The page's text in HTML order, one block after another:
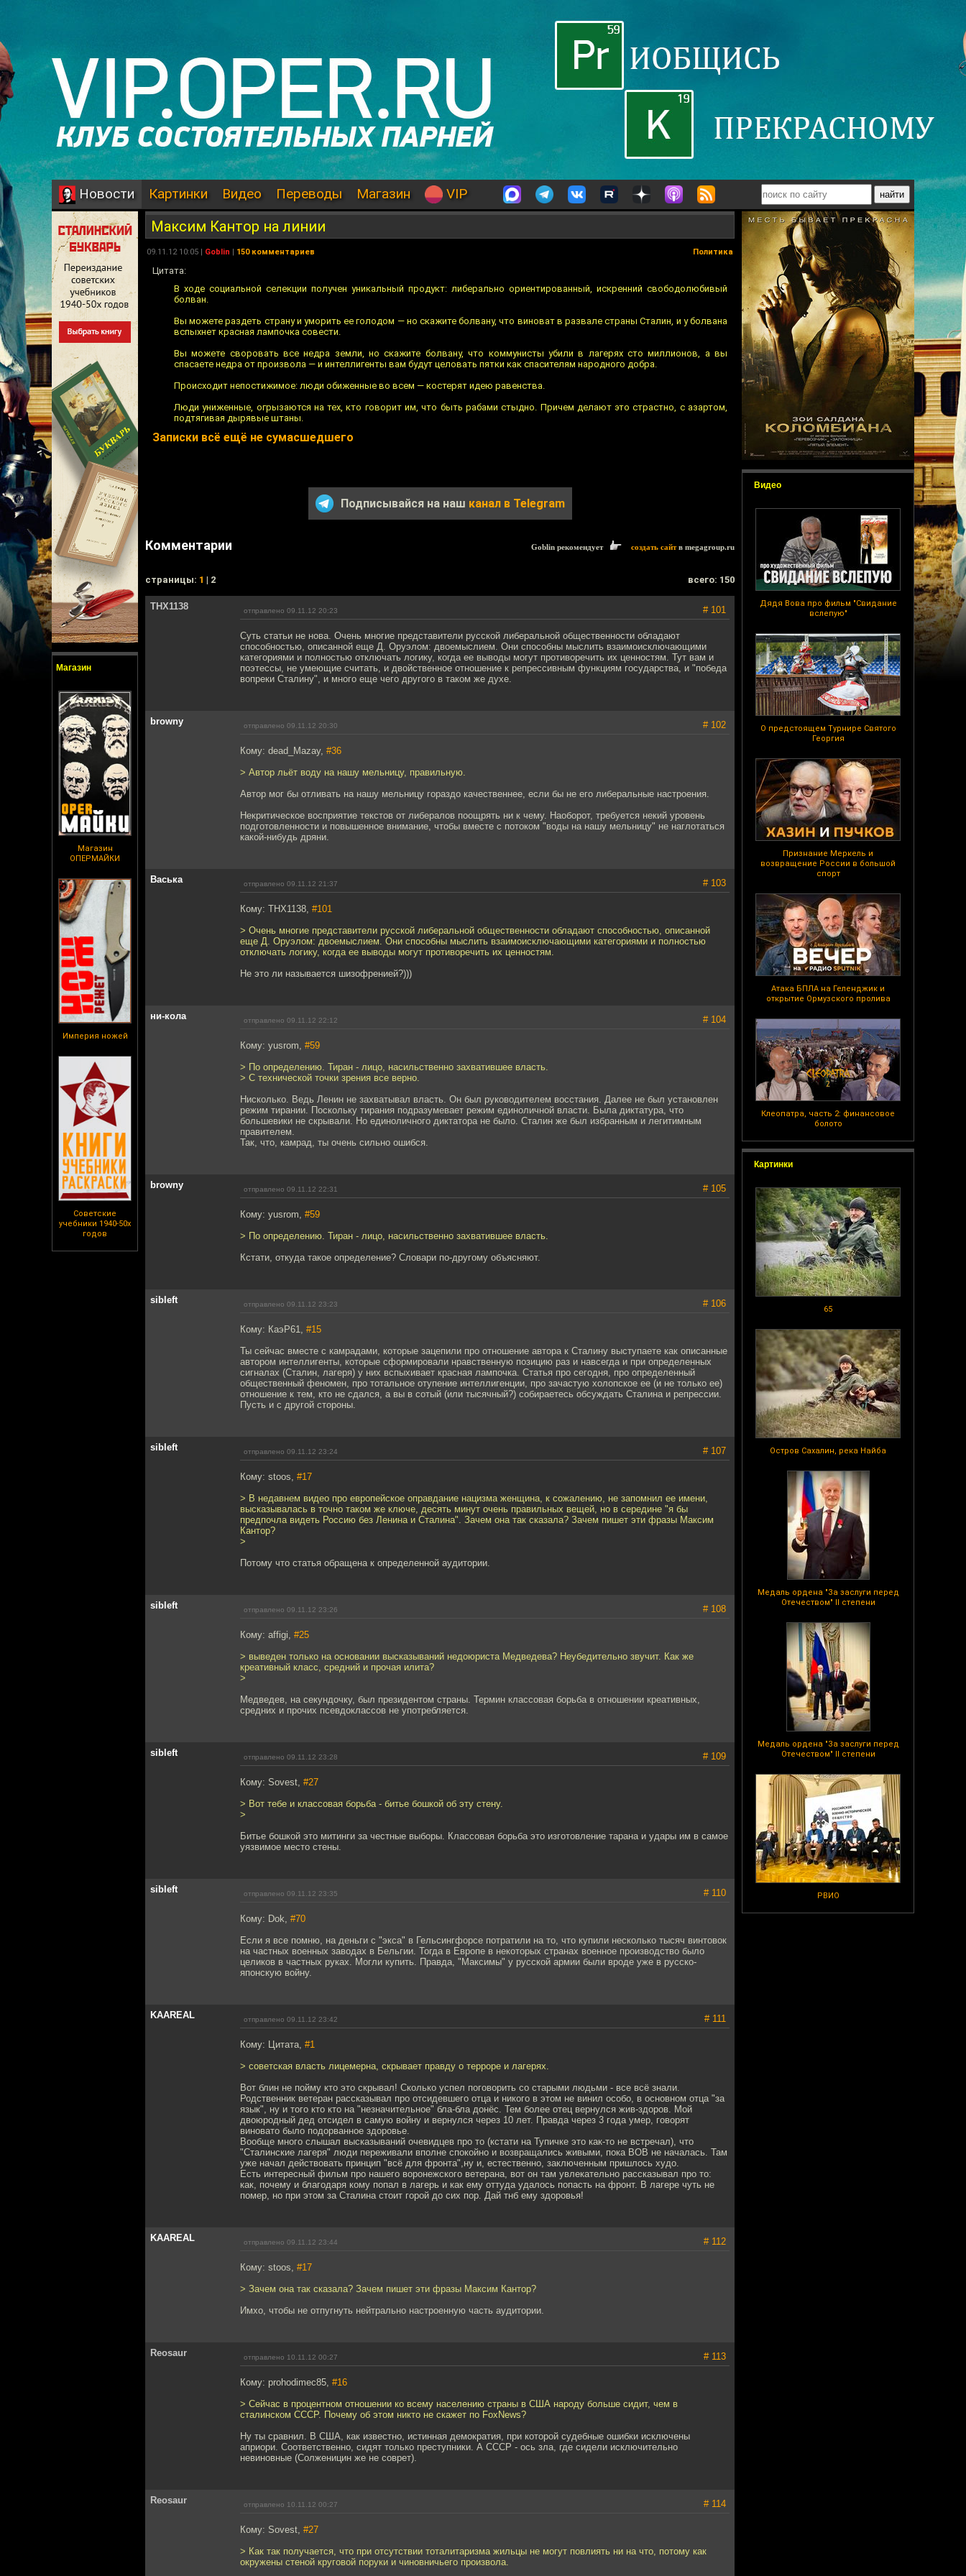
Новости Картинки Видео Переводы Магазин VIP
Магазин
Магазин
ОПЕРМАЙКИ
Империя ножей
Советские
учебники 1940-50х
годов
Видео
Дядя Вова про фильм "Свидание
вслепую"
О предстоящем Турнире Святого
Георгия
Признание Меркель и
возвращение России в большой
спорт
Атака БПЛА на Геленджик и
открытие Ормузского пролива
Клеопатра, часть 2: финансовое
болото
Картинки
65
Остров Сахалин, река Найба
Медаль ордена "За заслуги перед
Отечеством" II степени
Медаль ордена "За заслуги перед
Отечеством" II степени
РВИО
Максим Кантор на линии
09.11.12 10:05 | Goblin | 150 комментариев Политика
Цитата:
В ходе социальной селекции получен уникальный продукт: либерально ориентированный, искренний свободолюбивый
болван.
Вы можете раздеть страну и уморить ее голодом — но скажите болвану, что виноват в развале страны Сталин, и у болвана
вспыхнет красная лампочка совести.
Вы можете своровать все недра земли, но скажите болвану, что коммунисты убили в лагерях сто миллионов, а вы
спасаете недра от произвола — и интеллигенты вам будут целовать пятки как спасителям народного добра.
Происходит непостижимое: люди обиженные во всем — костерят идею равенства.
Люди униженные, огрызаются на тех, кто говорит им, что быть рабами стыдно. Причем делают это страстно, с азартом,
подтягивая дырявые штаны.
Записки всё ещё не сумасшедшего
Подписывайся на наш канал в Telegram
Комментарии Goblin рекомендует создать сайтв megagroup.ru
cтраницы: 1 | 2 всего: 150
THX1138 отправлено 09.11.12 20:23 # 101
Суть статьи не нова. Очень многие представители русской либеральной общественности обладают
способностью, описанной еще Д. Оруэлом: двоемыслием. Они способны мыслить взаимоисключающими
категориями и полностью отключать логику, когда ее выводы могут противоречить их ценностям. Тут вам и
поэтессы, не умеющие считать, и двойственное отношение к репрессивным функциям государства, и "победа
вопреки Сталину", и много еще чего другого в таком же духе.
browny отправлено 09.11.12 20:30 # 102
Кому: dead_Mazay, #36
> Автор льёт воду на нашу мельницу, правильную.
Автор мог бы отливать на нашу мельницу гораздо качественнее, если бы не его либеральные настроения.
Некритическое восприятие текстов от либералов поощрять ни к чему. Наоборот, требуется некий уровень
подготовленности и повышенное внимание, чтобы вместе с потоком "воды на нашу мельницу" не наглотаться
какой-нибудь дряни.
Васька отправлено 09.11.12 21:37 # 103
Кому: THX1138, #101
> Очень многие представители русской либеральной общественности обладают способностью, описанной
еще Д. Оруэлом: двоемыслием. Они способны мыслить взаимоисключающими категориями и полностью
отключать логику, когда ее выводы могут противоречить их ценностям.
Не это ли называется шизофренией?)))
ни-кола отправлено 09.11.12 22:12 # 104
Кому: yusrom, #59
> По определению. Тиран - лицо, насильственно захватившее власть.
> С технической точки зрения все верно.
Нисколько. Ведь Ленин не захватывал власть. Он был руководителем восстания. Далее не был установлен
режим тирании. Поскольку тирания подразумевает режим единоличной власти. Была диктатура, что
большевики не скрывали. Но единоличного диктатора не было. Сталин же был избранным и легитимным
правителем.
Так, что, камрад, ты очень сильно ошибся.
browny отправлено 09.11.12 22:31 # 105
Кому: yusrom, #59
> По определению. Тиран - лицо, насильственно захватившее власть.
Кстати, откуда такое определение? Словари по-другому объясняют.
sibleft отправлено 09.11.12 23:23 # 106
Кому: КаэР61, #15
Ты сейчас вместе с камрадами, которые зацепили про отношение автора к Сталину выступаете как описанные
автором интеллигенты, которые сформировали нравственную позицию раз и навсегда и при определенных
сигналах (Сталин, лагеря) у них вспыхивает красная лампочка. Статья про сегодня, про определенный
общественный феномен, про тотальное отупение интеллигенции, про зачастую холопское ее (и не только ее)
отношение к тем, кто не сдался, а вы в сотый (или тысячный?) собираетесь обсуждать Сталина и репрессии.
Пусть и с другой стороны.
sibleft отправлено 09.11.12 23:24 # 107
Кому: stoos, #17
> В недавнем видео про европейское оправдание нацизма женщина, к сожалению, не запомнил ее имени,
высказывалась в точно таком же ключе, десять минут очень правильных вещей, но в середине "я бы
предпочла видеть Россию без Ленина и Сталина". Зачем она так сказала? Зачем пишет эти фразы Максим
Кантор?
>
Потому что статья обращена к определенной аудитории.
sibleft отправлено 09.11.12 23:26 # 108
Кому: affigi, #25
> выведен только на основании высказываний недоюриста Медведева? Неубедительно звучит. Как же
креативный класс, средний и прочая илита?
>
Медведев, на секундочку, был президентом страны. Термин классовая борьба в отношении креативных,
средних и прочих псевдоклассов не употребляется.
sibleft отправлено 09.11.12 23:28 # 109
Кому: Sovest, #27
> Вот тебе и классовая борьба - битье бошкой об эту стену.
>
Битье бошкой это митинги за честные выборы. Классовая борьба это изготовление тарана и удары им в самое
уязвимое место стены.
sibleft отправлено 09.11.12 23:35 # 110
Кому: Dok, #70
Если я все помню, на деньги с "экса" в Гельсингфорсе потратили на то, что купили несколько тысяч винтовок
на частных военных заводах в Бельгии. Тогда в Европе в некоторых странах военное производство было
целиков в частных руках. Могли купить. Правда, "Максимы" у русской армии были вроде уже в русско-
японскую войну.
KAAREAL отправлено 09.11.12 23:42 # 111
Кому: Цитата, #1
> советская власть лицемерна, скрывает правду о терроре и лагерях.
Вот блин не пойму кто это скрывал! Сколько успел поговорить со старыми людьми - все всё знали.
Родственник ветеран рассказывал про отсидевшего отца и никого в этом не винил особо, в основном отца "за
язык", ну и того кто кто на "незначительное" бла-бла донёс. Тем более отец вернулся жив-здоров. Мой
двоюродный дед отсидел в самую войну и вернулся через 10 лет. Правда через 3 года умер, говорят
виновато было подорванное здоровье.
Вообще много слышал высказываний очевидцев про то (кстати на Тупичке это как-то не встречал), что
"Сталинские лагеря" люди переживали вполне спокойно и возвращались живыми, пока ВОВ не началась. Там
уже начал действовать принцип "всё для фронта",ну и, естественно, заключенным пришлось худо.
Есть интересный фильм про нашего воронежского ветерана, вот он там увлекательно рассказывал про то:
как, почему и благодаря кому попал в лагерь и как ему оттуда удалось попасть на фронт. В лагере чуть не
помер, но при этом за Сталина стоит горой до сих пор. Дай тнб ему здоровья!
KAAREAL отправлено 09.11.12 23:44 # 112
Кому: stoos, #17
> Зачем она так сказала? Зачем пишет эти фразы Максим Кантор?
Имхо, чтобы не отпугнуть нейтрально настроенную часть аудитории.
Reosaur отправлено 10.11.12 00:27 # 113
Кому: prohodimec85, #16
> Сейчас в процентном отношении ко всему населению страны в США народу больше сидит, чем в
сталинском СССР. Почему об этом никто не скажет по FoxNews?
Ну ты сравнил. В США, как известно, истинная демократия, при которой судебные ошибки исключены
априори. Соответственно, сидят только преступники. А СССР - ось зла, где сидели исключительно
невиновные (Солженицин же не соврет).
Reosaur отправлено 10.11.12 00:27 # 114
Кому: Sovest, #27
> Как так получается, что при отсутствии тоталитаризма жильцы не могут повлиять ни на что, потому как
окружены стеной круговой поруки и чиновничьего произвола.